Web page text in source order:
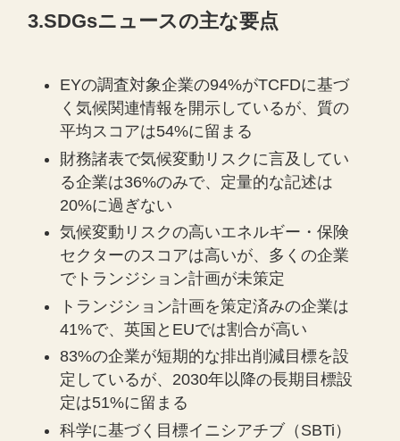
3.SDGsニュースの主な要点
EYの調査対象企業の94%がTCFDに基づ
く気候関連情報を開示しているが、質の
平均スコアは54%に留まる
財務諸表で気候変動リスクに言及してい
る企業は36%のみで、定量的な記述は
20%に過ぎない
気候変動リスクの高いエネルギー・保険
セクターのスコアは高いが、多くの企業
でトランジション計画が未策定
トランジション計画を策定済みの企業は
41%で、英国とEUでは割合が高い
83%の企業が短期的な排出削減目標を設
定しているが、2030年以降の長期目標設
定は51%に留まる
科学に基づく目標イニシアチブ（SBTi）